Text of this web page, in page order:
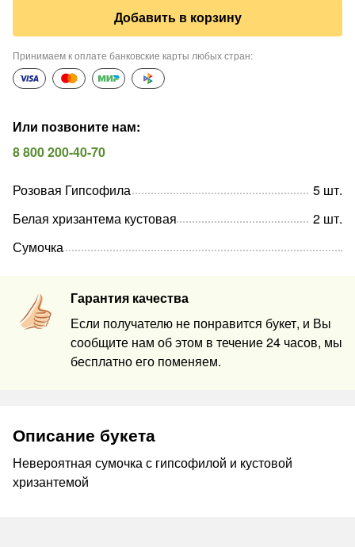
Добавить в корзину
Принимаем к оплате банковские карты любых стран:
Или позвоните нам:
8 800 200-40-70
Гарантия качества
Если получателю не понравится букет, и Вы
сообщите нам об этом в течение 24 часов, мы
бесплатно его поменяем.
Розовая Гипсофила 5 шт.
Белая хризантема кустовая
2 шт.
Сумочка
Описание букета
Невероятная сумочка с гипсофилой и кустовой
хризантемой